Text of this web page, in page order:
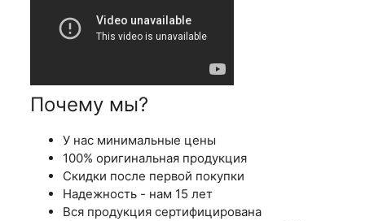
Почему мы?
У нас минимальные цены
100% оригинальная продукция
Скидки после первой покупки
Надежность - нам 15 лет
Вся продукция сертифицирована